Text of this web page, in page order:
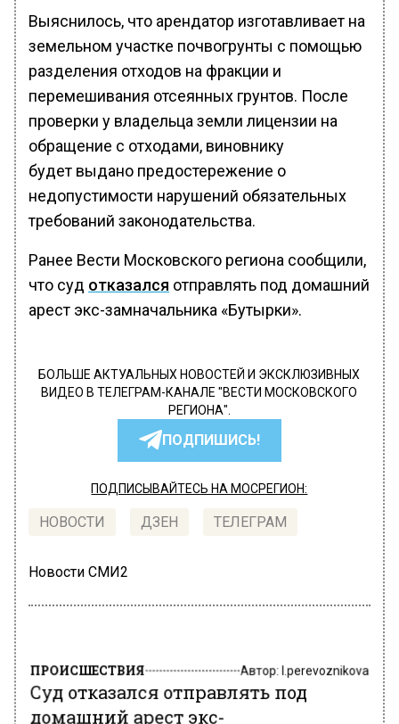
Выяснилось, что арендатор изготавливает на
земельном участке почвогрунты с помощью
разделения отходов на фракции и
перемешивания отсеянных грунтов. После
проверки у владельца земли лицензии на
обращение с отходами, виновнику
будет выдано предостережение о
недопустимости нарушений обязательных
требований законодательства.
Ранее Вести Московского региона сообщили,
что суд отказался отправлять под домашний
арест экс-замначальника «Бутырки».
БОЛЬШЕ АКТУАЛЬНЫХ НОВОСТЕЙ И ЭКСКЛЮЗИВНЫХ
ВИДЕО В ТЕЛЕГРАМ-КАНАЛЕ "ВЕСТИ МОСКОВСКОГО
РЕГИОНА".
ПОДПИШИСЬ!
ПОДПИСЫВАЙТЕСЬ НА МОСРЕГИОН:
НОВОСТИ ДЗЕН ТЕЛЕГРАМ
Новости СМИ2
ПРОИСШЕСТВИЯ Автор:l.perevoznikova
Суд отказался отправлять под
домашний арест экс-